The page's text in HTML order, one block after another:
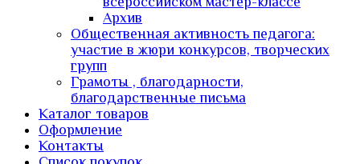
Архив
Общественная активность педагога:
участие в жюри конкурсов, творческих
групп
Грамоты , благодарности,
благодарственные письма
Каталог товаров
Оформление
Контакты